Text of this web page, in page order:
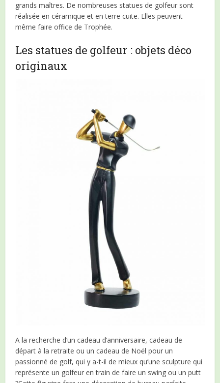
grands maîtres. De nombreuses statues de golfeur sont
réalisée en céramique et en terre cuite. Elles peuvent
même faire office de Trophée.
Les statues de golfeur : objets déco
originaux
A la recherche d’un cadeau d’anniversaire, cadeau de
départ à la retraite ou un cadeau de Noël pour un
passionné de golf, qui y a-t-il de mieux qu’une sculpture qui
représente un golfeur en train de faire un swing ou un putt